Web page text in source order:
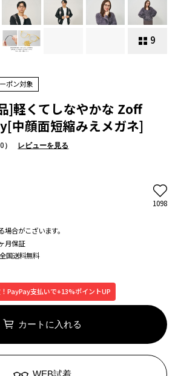
9
ポン対象
]軽くてしなやかな Zoff
中顔面短縮みえメガネ]
） レビューを見る
1098
合がこざいます。
月保証
国送料無料
PayPay支払いで+13%ポイントUP
カートに入れる
WEB試着